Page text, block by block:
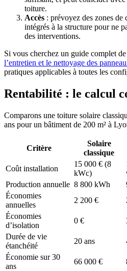
toiture.
Accès : prévoyez des zones
intégrés à la structure pour ne
des interventions.
Si vous cherchez un guide complet
l’entretien et le nettoyage des
pratiques applicables à toutes les
Rentabilité : le calcul
Comparons une toiture solaire
ans pour un bâtiment de 200 m² à
Critère
Solaire
classique
Coût installation
15 000 € (8
kWc)
Production annuelle 8 800 kWh
Économies
annuelles
2 200 €
Économies
d’isolation
0 €
Durée de vie
étanchéité
20 ans
Économie sur 30
ans
66 000 €